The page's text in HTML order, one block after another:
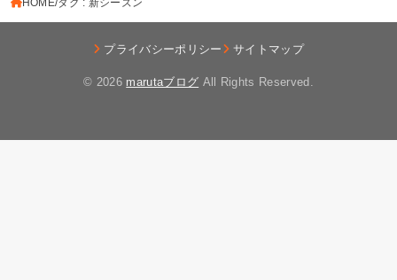
HOME タグ : 新シーズン
プライバシーポリシー サイトマップ
© 2026 marutaブログ All Rights Reserved.